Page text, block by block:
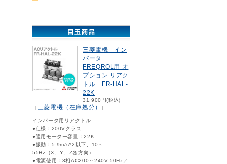
三菱電機 イン
バータ
FREQROL用 オ
プション リアク
トル FR-HAL-
22K
31,900円(税込)
［三菱電機（在庫処分） ］
インバータ用リアクトル
●仕様：200Vクラス
●適用モーター容量：22K
●振動：5.9m/s^2以下、10～
55Hz（X、Y、Z各方向）
●電源使用：3相AC200～240V 50Hz／